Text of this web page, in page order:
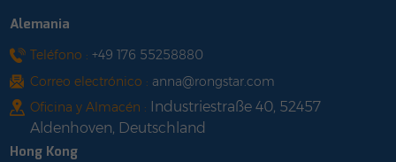
Alemania
Teléfono : +49 176 55258880
Correo electrónico : anna@rongstar.com
Oficina y Almacén : Industriestraße 40, 52457
Aldenhoven, Deutschland
Hong Kong